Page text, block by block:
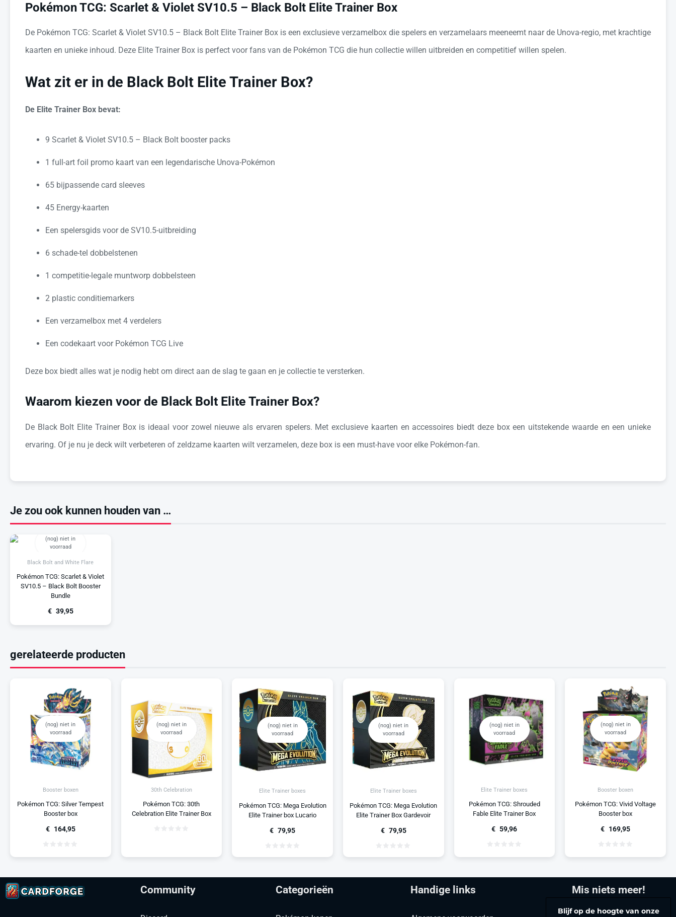
Pokémon TCG: Scarlet & Violet SV10.5 – Black Bolt Elite Trainer Box
De Pokémon TCG: Scarlet & Violet SV10.5 – Black Bolt Elite Trainer Box is een exclusieve verzamelbox die spelers en verzamelaars meeneemt naar de Unova-regio, met krachtige
kaarten en unieke inhoud. Deze Elite Trainer Box is perfect voor fans van de Pokémon TCG die hun collectie willen uitbreiden en competitief willen spelen.
Wat zit er in de Black Bolt Elite Trainer Box?
De Elite Trainer Box bevat:
9 Scarlet & Violet SV10.5 – Black Bolt booster packs
1 full-art foil promo kaart van een legendarische Unova-Pokémon
65 bijpassende card sleeves
45 Energy-kaarten
Een spelersgids voor de SV10.5-uitbreiding
6 schade-tel dobbelstenen
1 competitie-legale muntworp dobbelsteen
2 plastic conditiemarkers
Een verzamelbox met 4 verdelers
Een codekaart voor Pokémon TCG Live
Deze box biedt alles wat je nodig hebt om direct aan de slag te gaan en je collectie te versterken.
Waarom kiezen voor de Black Bolt Elite Trainer Box?
De Black Bolt Elite Trainer Box is ideaal voor zowel nieuwe als ervaren spelers. Met exclusieve kaarten en accessoires biedt deze box een uitstekende waarde en een unieke
ervaring. Of je nu je deck wilt verbeteren of zeldzame kaarten wilt verzamelen, deze box is een must-have voor elke Pokémon-fan.
Je zou ook kunnen houden van …
(nog) niet in
voorraad
Black Bolt and White Flare
Pokémon TCG: Scarlet & Violet
SV10.5 – Black Bolt Booster
Bundle
€ 39,95
gerelateerde producten
(nog) niet in
voorraad
Booster boxen
Pokémon TCG: Silver Tempest
Booster box
€ 164,95
(nog) niet in
voorraad
30th Celebration
Pokémon TCG: 30th
Celebration Elite Trainer Box
(nog) niet in
voorraad
Elite Trainer boxes
Pokémon TCG: Mega Evolution
Elite Trainer box Lucario
€ 79,95
(nog) niet in
voorraad
Elite Trainer boxes
Pokémon TCG: Mega Evolution
Elite Trainer Box Gardevoir
€ 79,95
(nog) niet in
voorraad
Elite Trainer boxes
Pokémon TCG: Shrouded
Fable Elite Trainer Box
€ 59,96
(nog) niet in
voorraad
Booster boxen
Pokémon TCG: Vivid Voltage
Booster box
€ 169,95
Community Categorieën Handige links Mis niets meer!
Blijf op de hoogte van onze